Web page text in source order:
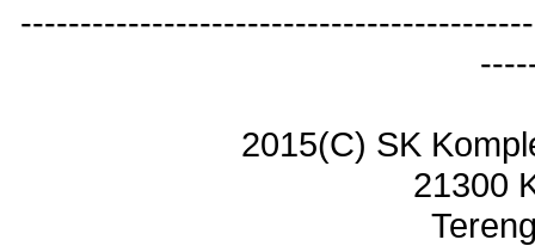
2015(C) SK
21300